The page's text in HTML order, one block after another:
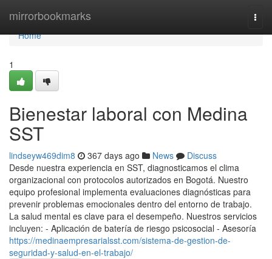
mirrorbookmarks
Home
Home
1
Bienestar laboral con Medina
SST
lindseyw469dim8 367 days ago News
Discuss
Desde nuestra experiencia en SST, diagnosticamos el clima
organizacional con protocolos autorizados en Bogotá. Nuestro
equipo profesional implementa evaluaciones diagnósticas para
prevenir problemas emocionales dentro del entorno de trabajo.
La salud mental es clave para el desempeño. Nuestros servicios
incluyen: - Aplicación de batería de riesgo psicosocial - Asesoría
https://medinaempresarialsst.com/sistema-de-gestion-de-
seguridad-y-salud-en-el-trabajo/